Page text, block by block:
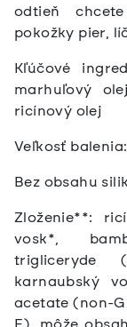
odtieň
pokožky pier,
Kľúčové
marhuľový
ricínový olej
Veľkosť
Bez obsahu
Zloženie**:
vosk*,
trigliceryde
karnaubský
acetate (non-